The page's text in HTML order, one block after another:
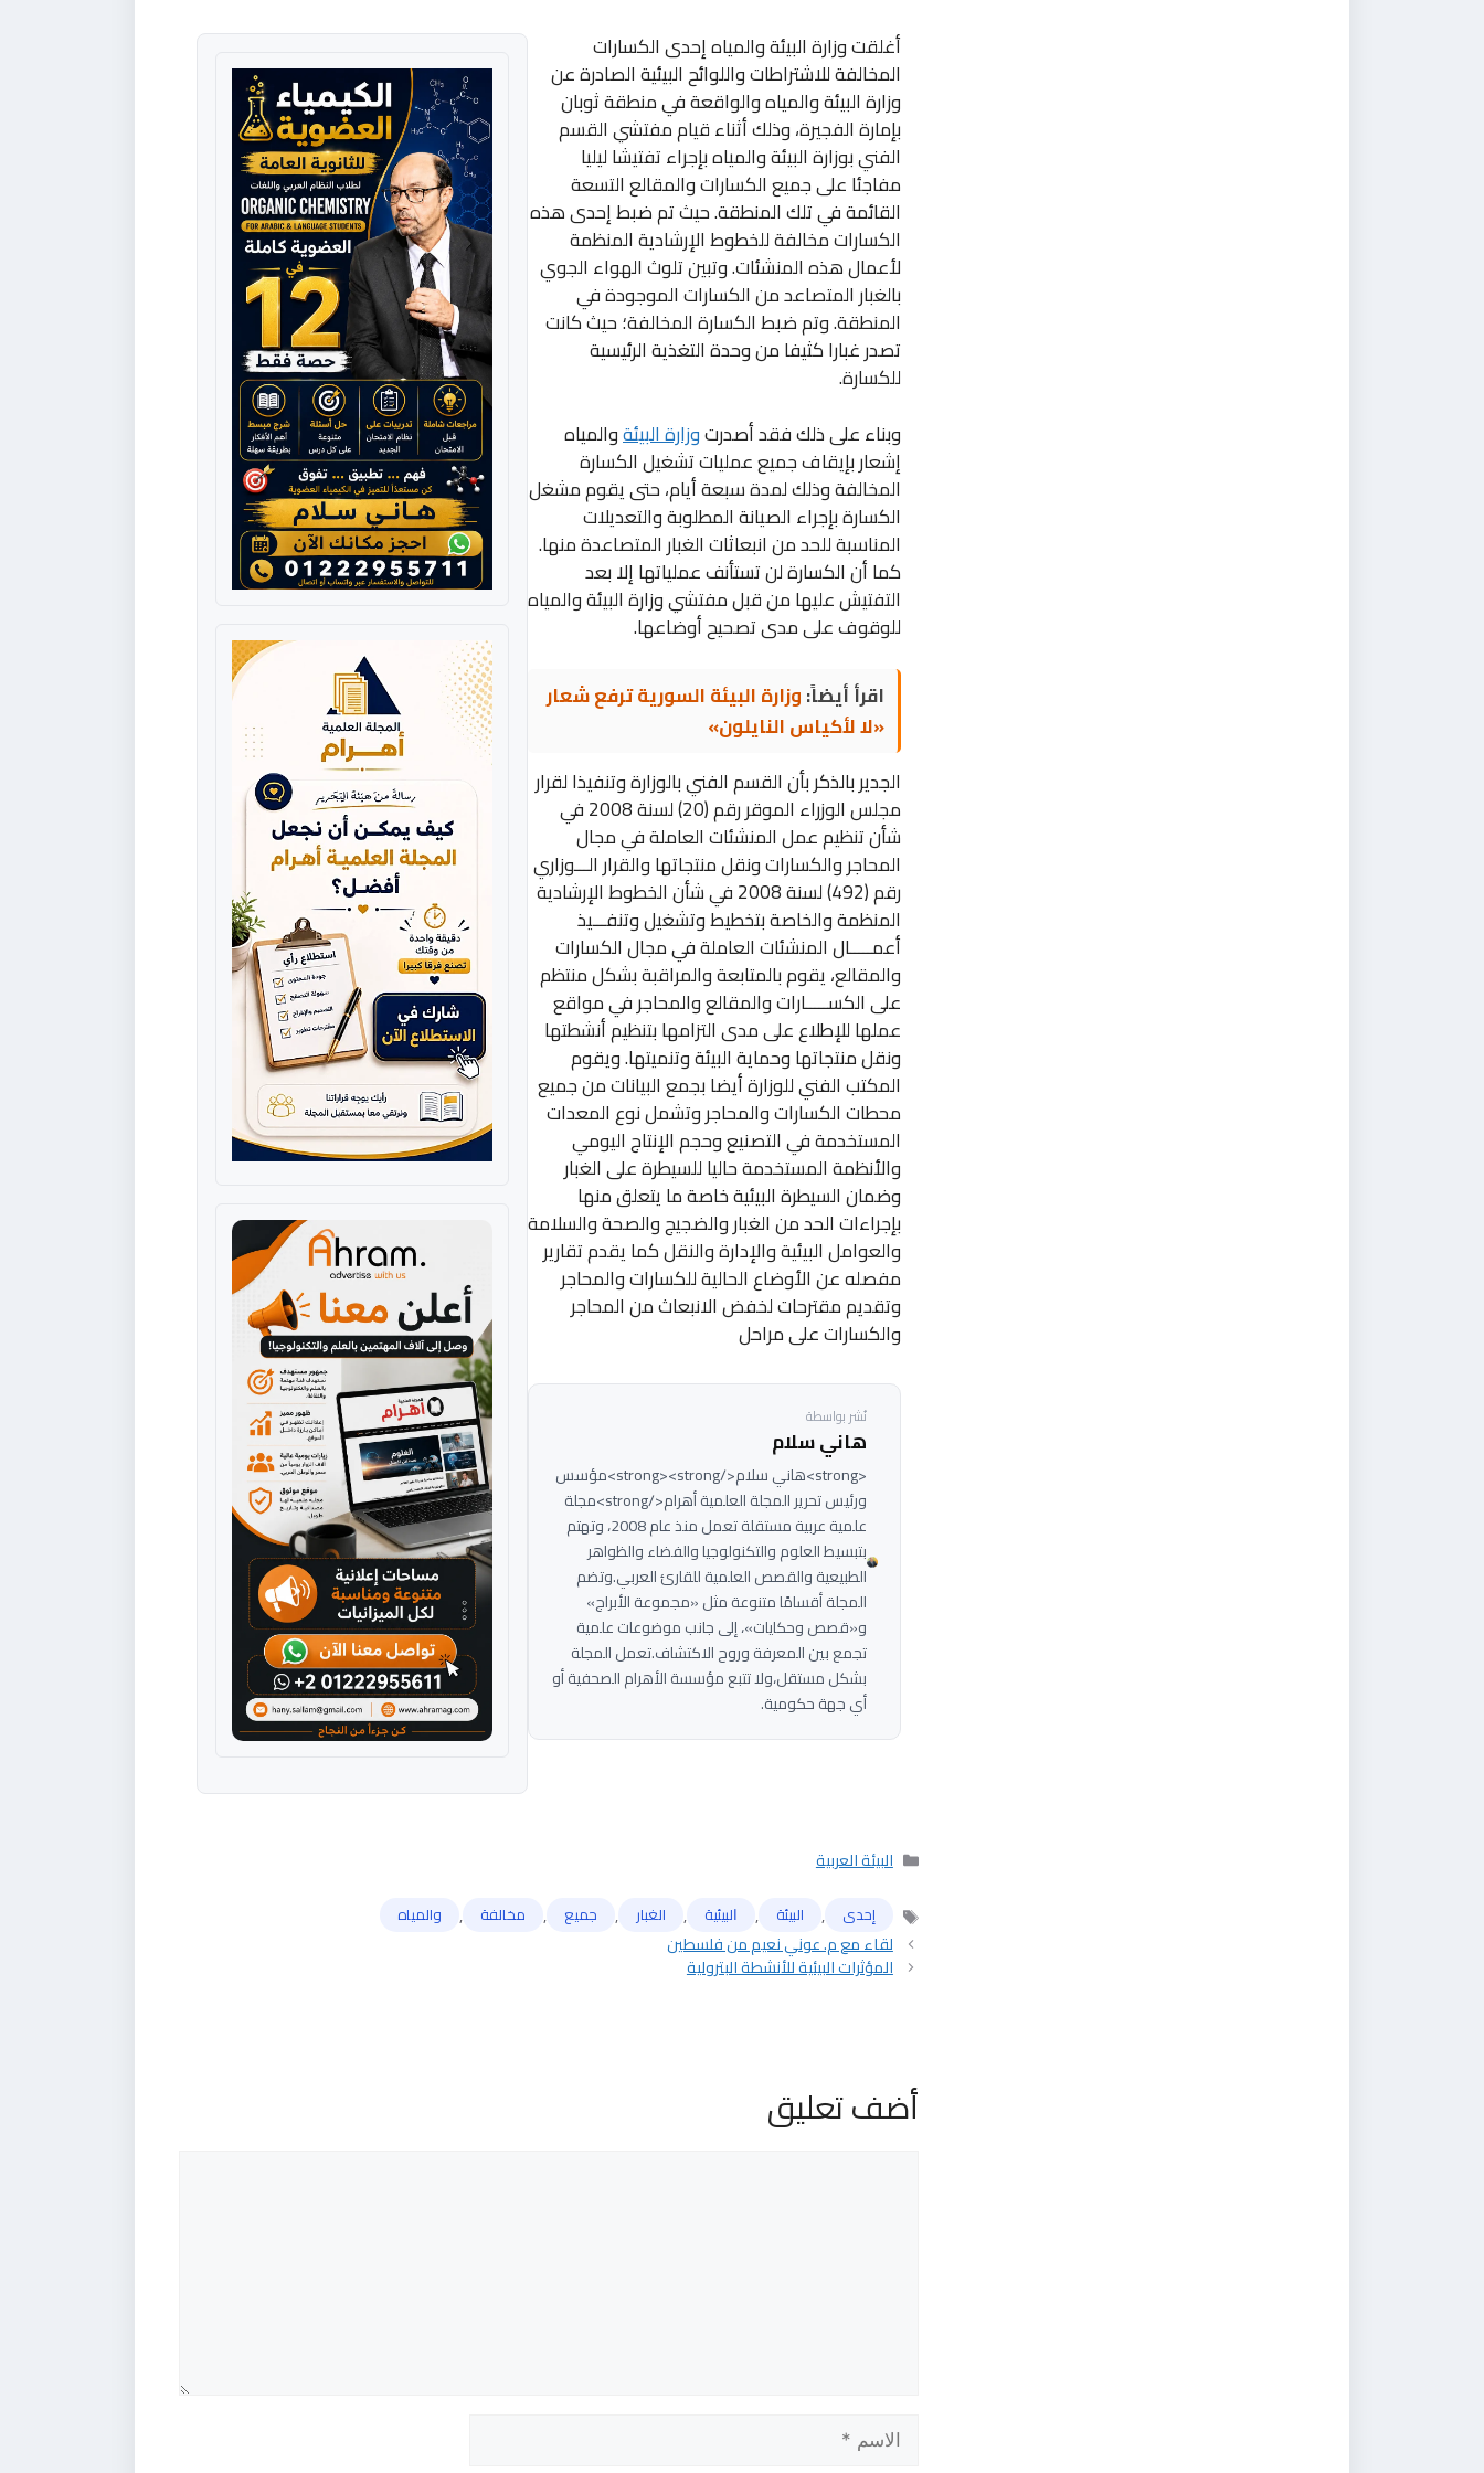
أغلقت وزارة البيئة والمياه إحدى الكسارات
المخالفة للاشتراطات واللوائح البيئية الصادرة عن
وزارة البيئة والمياه والواقعة في منطقة ثوبان
بإمارة الفجيرة، وذلك أثناء قيام مفتشي القسم
الفني بوزارة البيئة والمياه بإجراء تفتيشا ليليا
مفاجئا على جميع الكسارات والمقالع التسعة
القائمة في تلك المنطقة. حيث تم ضبط إحدى هذه
الكسارات مخالفة للخطوط الإرشادية المنظمة
لأعمال هذه المنشئات. وتبين تلوث الهواء الجوي
بالغبار المتصاعد من الكسارات الموجودة في
المنطقة. وتم ضبط الكسارة المخالفة؛ حيث كانت
تصدر غبارا كثيفا من وحدة التغذية الرئيسية
للكسارة.
وبناء على ذلك فقد أصدرتوزارة البيئةوالمياه
إشعار بإيقاف جميع عمليات تشغيل الكسارة
المخالفة وذلك لمدة سبعة أيام، حتى يقوم مشغل
الكسارة بإجراء الصيانة المطلوبة والتعديلات
المناسبة للحد من انبعاثات الغبار المتصاعدة منها.
كما أن الكسارة لن تستأنف عملياتها إلا بعد
التفتيش عليها من قبل مفتشي وزارة البيئة والمياه
للوقوف على مدى تصحيح أوضاعها.
اقرأ أيضاً:وزارة البيئة السورية ترفع شعار
«لا لأكياس النايلون»
الجدير بالذكر بأن القسم الفني بالوزارة وتنفيذا لقرار
مجلس الوزراء الموقر رقم (20) لسنة 2008 في
شأن تنظيم عمل المنشئات العاملة في مجال
المحاجر والكسارات ونقل منتجاتها والقرار الـــوزاري
رقم (492) لسنة 2008 في شأن الخطوط الإرشادية
المنظمة والخاصة بتخطيط وتشغيل وتنفـــيذ
أعمـــــال المنشئات العاملة في مجال الكسارات
والمقالع، يقوم بالمتابعة والمراقبة بشكل منتظم
على الكســـــارات والمقالع والمحاجر في مواقع
عملها للإطلاع على مدى التزامها بتنظيم أنشطتها
ونقل منتجاتها وحماية البيئة وتنميتها. ويقوم
المكتب الفني للوزارة أيضا بجمع البيانات من جميع
محطات الكسارات والمحاجر وتشمل نوع المعدات
المستخدمة في التصنيع وحجم الإنتاج اليومي
والأنظمة المستخدمة حاليا للسيطرة على الغبار
وضمان السيطرة البيئية خاصة ما يتعلق منها
بإجراءات الحد من الغبار والضجيج والصحة والسلامة
والعوامل البيئية والإدارة والنقل كما يقدم تقارير
مفصله عن الأوضاع الحالية للكسارات والمحاجر
وتقديم مقترحات لخفض الانبعاث من المحاجر
والكسارات على مراحل
نُشر بواسطة
هاني سلام
<strong>هاني سلام</strong><strong>مؤسس
ورئيس تحرير المجلة العلمية أهرام</strong>مجلة
علمية عربية مستقلة تعمل منذ عام 2008، وتهتم
بتبسيط العلوم والتكنولوجيا والفضاء والظواهر
الطبيعية والقصص العلمية للقارئ العربي.وتضم
المجلة أقسامًا متنوعة مثل «مجموعة الأبراج»
و«قصص وحكايات»، إلى جانب موضوعات علمية
تجمع بين المعرفة وروح الاكتشاف.تعمل المجلة
بشكل مستقل،ولا تتبع مؤسسة الأهرام الصحفية أو
أي جهة حكومية.
التصنيفات
البيئة العربية
الوسومإحدى , البيئة , ﺍﻟﺒﻴﺌﻴﺔ , الغبار , جميع , مخالفة , والمياه
لقاء مع م. عوني نعيم من فلسطين
المؤثرات البيئية للأنشطة البترولية
أضف تعليق
الاسم